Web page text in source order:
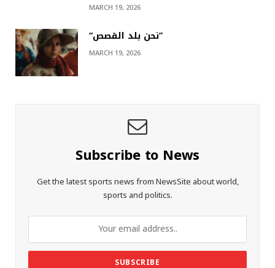
MARCH 19, 2026
“نحن بلد القصص”
MARCH 19, 2026
Subscribe to News
Get the latest sports news from NewsSite about world,
sports and politics.